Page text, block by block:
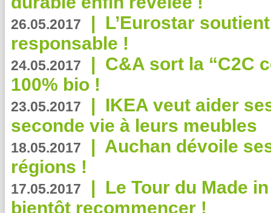
26.05.2017 | L’Eurostar
responsable !
24.05.2017 | C&A sort la “C2C
100% bio !
23.05.2017 | IKEA veut aider
seconde vie à leurs meubles
18.05.2017 | Auchan dévoile
régions !
17.05.2017 | Le Tour du Made
bientôt recommencer !